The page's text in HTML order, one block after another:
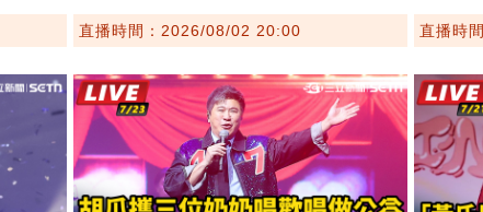
直播時間：2026/08/02 20:00 直播時